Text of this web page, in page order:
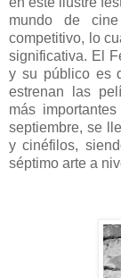
mundo de
competitivo, lo
significativa. El
y su público es
estrenan las
más
septiembre, se
y cinéfilos,
séptimo arte a